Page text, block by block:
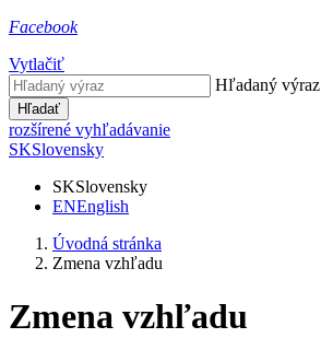
Facebook
Vytlačiť
Hľadaný výraz
Hľadať
rozšírené vyhľadávanie
SKSlovensky
SKSlovensky
ENEnglish
Úvodná stránka
Zmena vzhľadu
Zmena vzhľadu